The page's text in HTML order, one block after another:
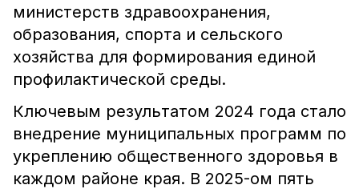
министерств здравоохранения,
образования, спорта и сельского
хозяйства для формирования единой
профилактической среды.
Ключевым результатом 2024 года стало
внедрение муниципальных программ по
укреплению общественного здоровья в
каждом районе края. В 2025-ом пять